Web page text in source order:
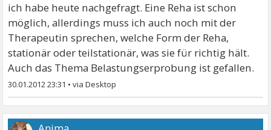
ich habe heute nachgefragt. Eine Reha ist schon
möglich, allerdings muss ich auch noch mit der
Therapeutin sprechen, welche Form der Reha,
stationär oder teilstationär, was sie für richtig hält.
Auch das Thema Belastungserprobung ist gefallen.
30.01.2012 23:31 •